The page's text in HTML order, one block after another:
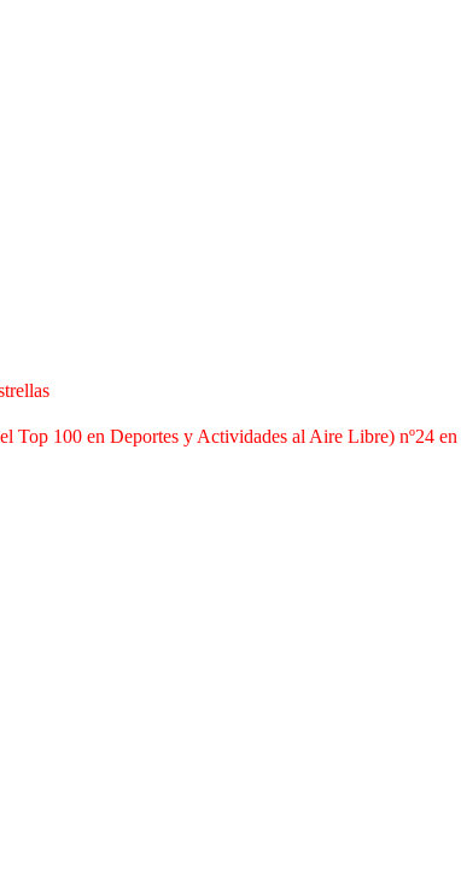
Top 100 en Deportes y Actividades al Aire Libre) nº24 en